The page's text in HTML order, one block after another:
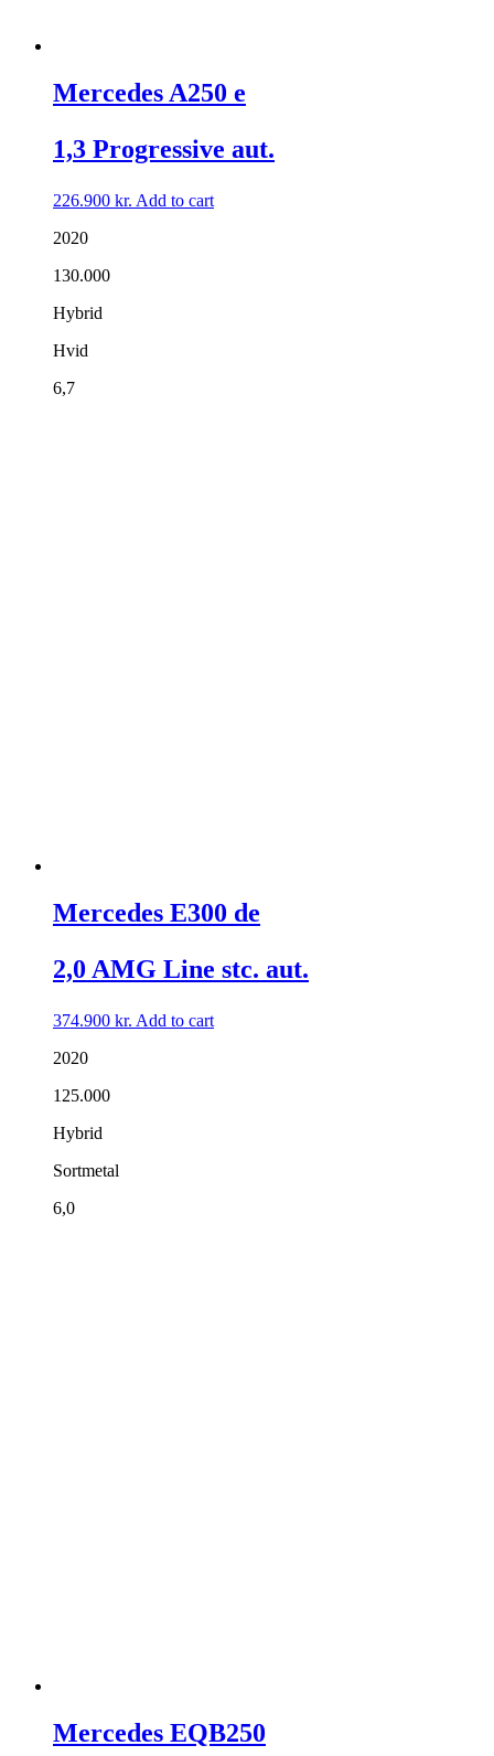
Mercedes A250 e
1,3 Progressive aut.
226.900 kr. Add to cart
2020
130.000
Hybrid
Hvid
6,7
Mercedes E300 de
2,0 AMG Line stc. aut.
374.900 kr. Add to cart
2020
125.000
Hybrid
Sortmetal
6,0
Mercedes EQB250